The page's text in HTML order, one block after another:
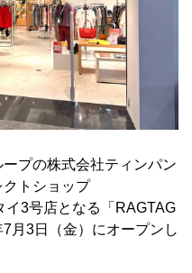
プの株式会社ティンパン
トショップ
イ3号店となる「RAGTAG
月3日（金）にオープンし